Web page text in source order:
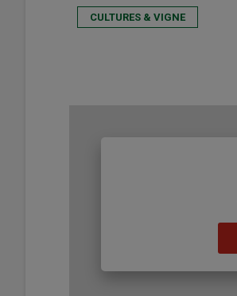
CULTURES & VIGNE